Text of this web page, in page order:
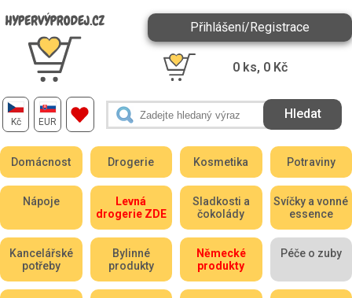
Kč EUR
Přihlášení/Registrace
0 ks, 0 Kč
Domácnost Drogerie Kosmetika Potraviny
Nápoje
Levná
drogerie ZDE
Sladkosti a
čokolády
Svíčky a vonné
essence
Kancelářské
potřeby
Bylinné
produkty
Německé
produkty
Péče o zuby